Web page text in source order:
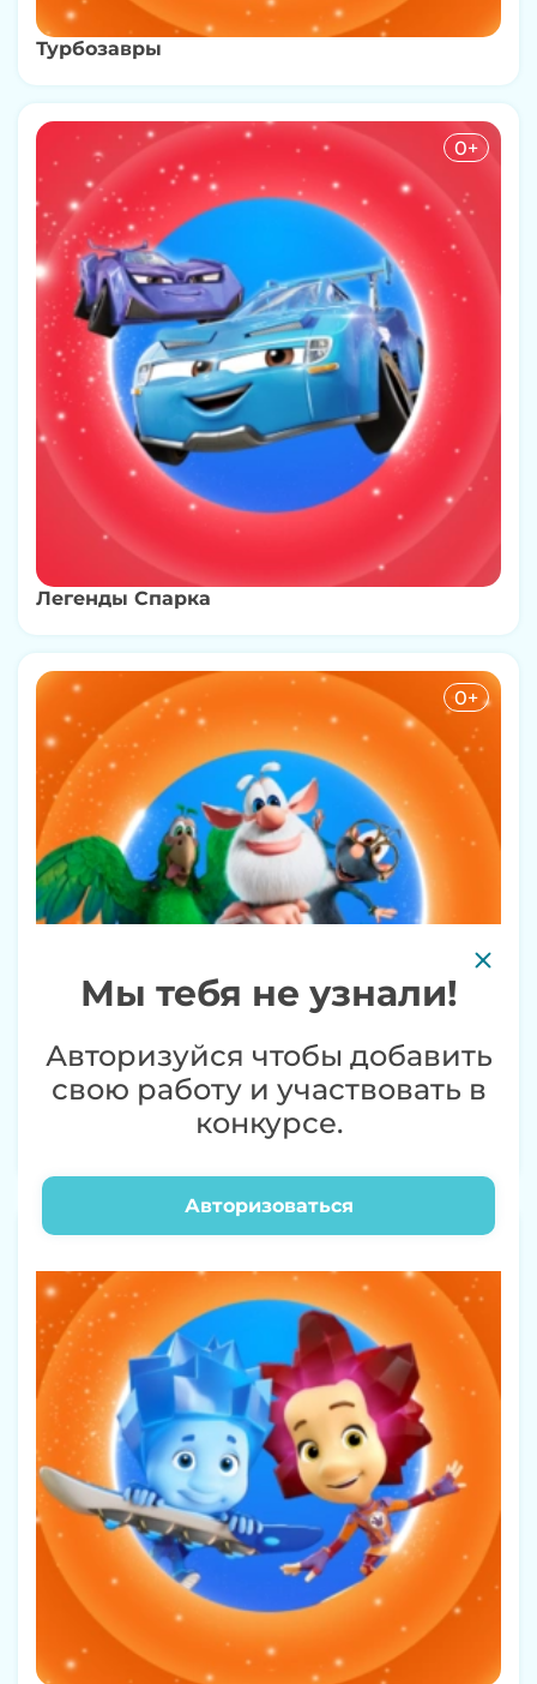
Мы тебя не узнали!
Авторизуйся чтобы добавить
свою работу и участвовать в
конкурсе.
Авторизоваться
Турбозавры
0+
Легенды Спарка
0+